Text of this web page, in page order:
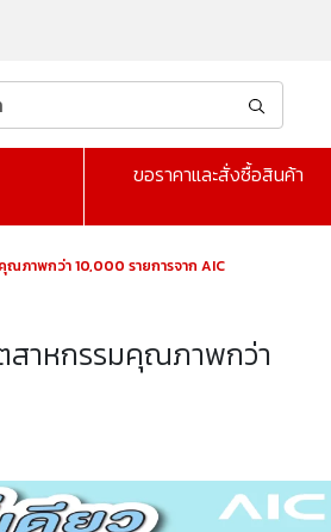
ขอราคาและสั่งซื้อสินค้า
ภาพกว่า 10,000 รายการจาก AIC
สาหกรรมคุณภาพกว่า